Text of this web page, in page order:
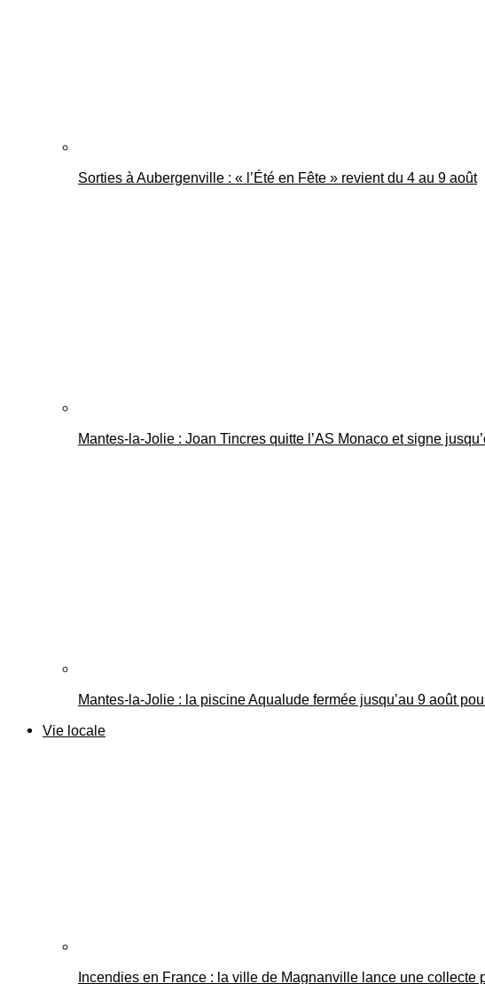
Sorties à Aubergenville : « l’Été en Fête » revient du 4 au 9 août
Mantes-la-Jolie : Joan Tincres quitte l’AS Monaco et signe
Mantes-la-Jolie : la piscine Aqualude fermée jusqu’au 9 août
Vie locale
Incendies en France : la ville de Magnanville lance une collecte